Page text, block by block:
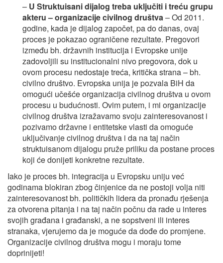
– U Struktuisani dijalog treba uključiti i treću grupu
akteru – organizacije civilnog društva– Od 2011.
godine, kada je dijalog započet, pa do danas, ovaj
proces je pokazao ograničene rezultate. Pregovori
između bh. državnih institucija i Evropske unije
zadovoljili su institucionalni nivo pregovora, dok u
ovom procesu nedostaje treća, kritička strana – bh.
civilno društvo. Evropska unija je pozvala BiH da
omogući učešće organizacija civilnog društva u ovom
procesu u budućnosti. Ovim putem, i mi organizacije
civilnog društva izražavamo svoju zainteresovanost i
pozivamo državne i entitetske vlasti da omoguće
uključivanje civilnog društva i da na taj način
struktuisanom dijalogu pruže priliku da postane proces
koji će donijeti konkretne rezultate.
Iako je proces bh. integracija u Evropsku uniju već
godinama blokiran zbog činjenice da ne postoji volja niti
zainteresovanost bh. političkih lidera da pronađu rješenja
za otvorena pitanja i na taj način počnu da rade u interes
svojih građana i građanski, a ne sopstveni ili interes
stranaka, vjerujemo da je moguće da dođe do promjene.
Organizacije civilnog društva mogu i moraju tome
doprinijeti!